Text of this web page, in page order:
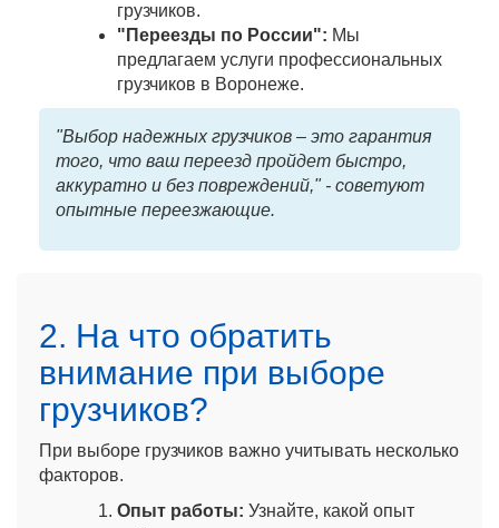
грузчиков.
"Переезды по России": Мы
предлагаем услуги профессиональных
грузчиков в Воронеже.
"Выбор надежных грузчиков – это гарантия
того, что ваш переезд пройдет быстро,
аккуратно и без повреждений," - советуют
опытные переезжающие.
2. На что обратить
внимание при выборе
грузчиков?
При выборе грузчиков важно учитывать несколько
факторов.
Опыт работы: Узнайте, какой опыт